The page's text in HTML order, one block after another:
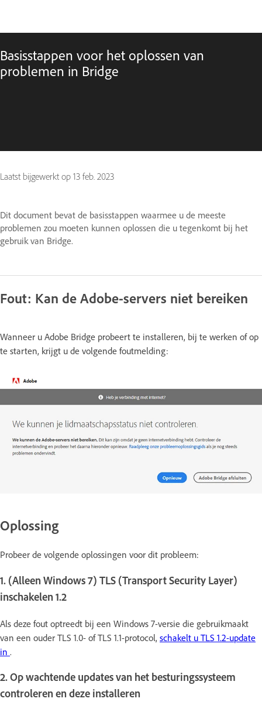
Basisstappen voor het oplossen van
problemen in Bridge
Laatst bijgewerkt op 13 feb. 2023
Dit document bevat de basisstappen waarmee u de meeste
problemen zou moeten kunnen oplossen die u tegenkomt bij het
gebruik van Bridge.
Fout: Kan de Adobe-servers niet bereiken
Wanneer u Adobe Bridge probeert te installeren, bij te werken of op
te starten, krijgt u de volgende foutmelding:
Oplossing
Probeer de volgende oplossingen voor dit probleem:
1. (Alleen Windows 7) TLS (Transport Security Layer)
inschakelen 1.2
Als deze fout optreedt bij een Windows 7-versie die gebruikmaakt
van een ouder TLS 1.0- of TLS 1.1-protocol, schakelt u TLS 1.2-update
in .
2. Op wachtende updates van het besturingssysteem
controleren en deze installeren